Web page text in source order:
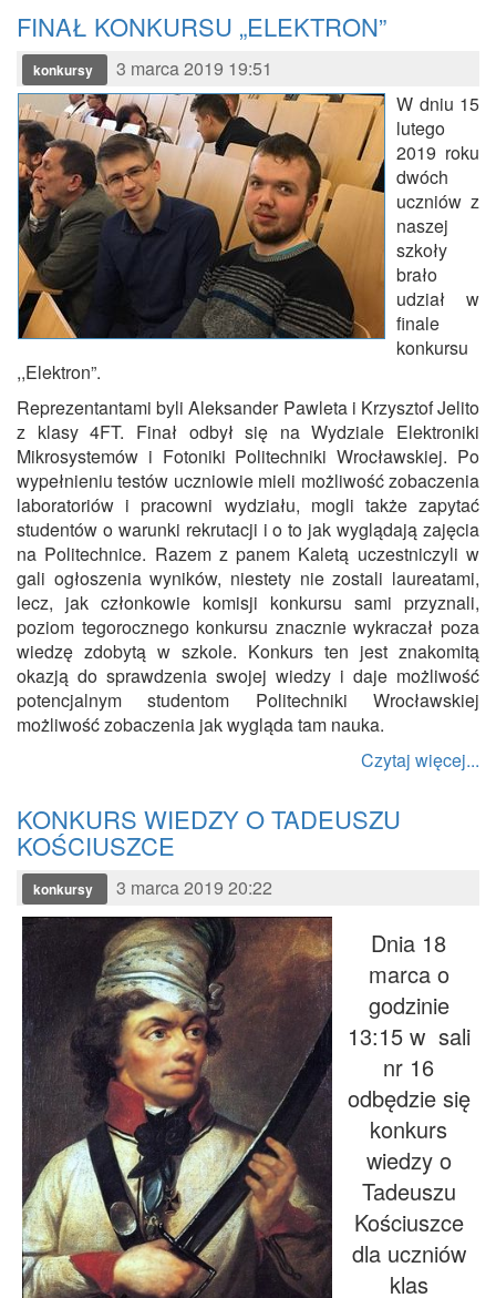
FINAŁ KONKURSU „ELEKTRON”
konkursy
3 marca 2019 19:51
W dniu 15
lutego
2019 roku
dwóch
uczniów z
naszej
szkoły
brało
udział w
finale
konkursu
,,Elektron”.
Reprezentantami byli Aleksander Pawleta i Krzysztof Jelito
z klasy 4FT. Finał odbył się na Wydziale Elektroniki
Mikrosystemów i Fotoniki Politechniki Wrocławskiej. Po
wypełnieniu testów uczniowie mieli możliwość zobaczenia
laboratoriów i pracowni wydziału, mogli także zapytać
studentów o warunki rekrutacji i o to jak wyglądają zajęcia
na Politechnice. Razem z panem Kaletą uczestniczyli w
gali ogłoszenia wyników, niestety nie zostali laureatami,
lecz, jak członkowie komisji konkursu sami przyznali,
poziom tegorocznego konkursu znacznie wykraczał poza
wiedzę zdobytą w szkole. Konkurs ten jest znakomitą
okazją do sprawdzenia swojej wiedzy i daje możliwość
potencjalnym studentom Politechniki Wrocławskiej
możliwość zobaczenia jak wygląda tam nauka.
Czytaj więcej...
KONKURS WIEDZY O TADEUSZU
KOŚCIUSZCE
konkursy 3 marca 2019 20:22
Dnia 18
marca o
godzinie
13:15 w sali
nr 16
odbędzie się
konkurs
wiedzy o
Tadeuszu
Kościuszce
dla uczniów
klas